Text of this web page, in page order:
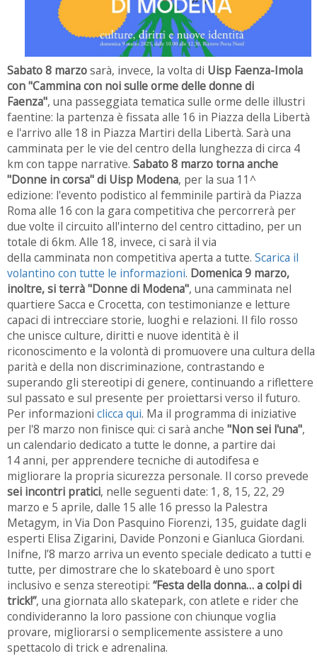
Sabato 8 marzosarà, invece, la volta di Uisp Faenza-Imola
con "Cammina con noi sulle orme delle donne di
Faenza", una passeggiata tematica sulle orme delle illustri
faentine: la partenza è fissata alle 16 in Piazza della Libertà
e l'arrivo alle 18 in Piazza Martiri della Libertà. Sarà una
camminata per le vie del centro della lunghezza di circa 4
km con tappe narrative. Sabato 8 marzo torna anche
"Donne in corsa" di Uisp Modena, per la sua 11^
edizione: l'evento podistico al femminile partirà da Piazza
Roma alle 16 con la gara competitiva che percorrerà per
due volte il circuito all'interno del centro cittadino, per un
totale di 6km. Alle 18, invece, ci sarà il via
della camminata non competitiva aperta a tutte. Scarica il
volantino con tutte le informazioni. Domenica 9 marzo,
inoltre, si terrà "Donne di Modena", una camminata nel
quartiere Sacca e Crocetta, con testimonianze e letture
capaci di intrecciare storie, luoghi e relazioni. Il filo rosso
che unisce culture, diritti e nuove identità è il
riconoscimento e la volontà di promuovere una cultura della
parità e della non discriminazione, contrastando e
superando gli stereotipi di genere, continuando a riflettere
sul passato e sul presente per proiettarsi verso il futuro.
Per informazioni clicca qui. Ma il programma di iniziative
per l'8 marzo non finisce qui: ci sarà anche "Non sei l'una",
un calendario dedicato a tutte le donne, a partire dai
14 anni, per apprendere tecniche di autodifesa e
migliorare la propria sicurezza personale. Il corso prevede
sei incontri pratici, nelle seguenti date: 1, 8, 15, 22, 29
marzo e 5 aprile, dalle 15 alle 16 presso la Palestra
Metagym, in Via Don Pasquino Fiorenzi, 135, guidate dagli
esperti Elisa Zigarini, Davide Ponzoni e Gianluca Giordani.
Inifne, l’8 marzo arriva un evento speciale dedicato a tutti e
tutte, per dimostrare che lo skateboard è uno sport
inclusivo e senza stereotipi: “Festa della donna… a colpi di
trick!”, una giornata allo skatepark, con atlete e rider che
condivideranno la loro passione con chiunque voglia
provare, migliorarsi o semplicemente assistere a uno
spettacolo di trick e adrenalina.